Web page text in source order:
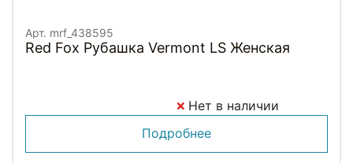
Арт. mrf_438595
Red Fox Рубашка Vermont LS Женская
Нет в наличии
Подробнее